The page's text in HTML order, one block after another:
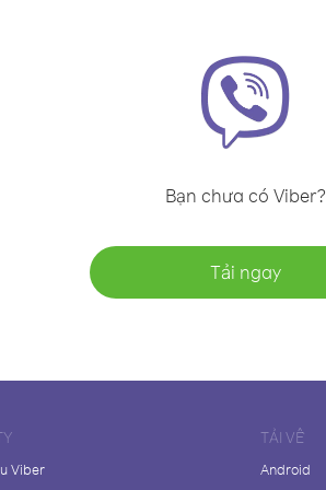
Bạn chưa có Viber?
Tải ngay
Viber
TẢI VỀ
Android